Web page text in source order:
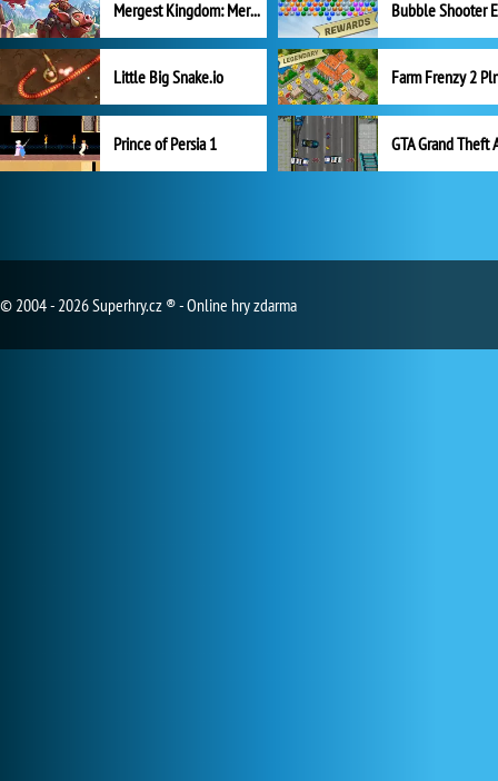
Mergest Kingdom: Merge Puzzle
Little Big Snake.io
Prince of Persia 1 GTA Grand Theft
© 2004 - 2026 Superhry.cz ® - Online hry zdarma